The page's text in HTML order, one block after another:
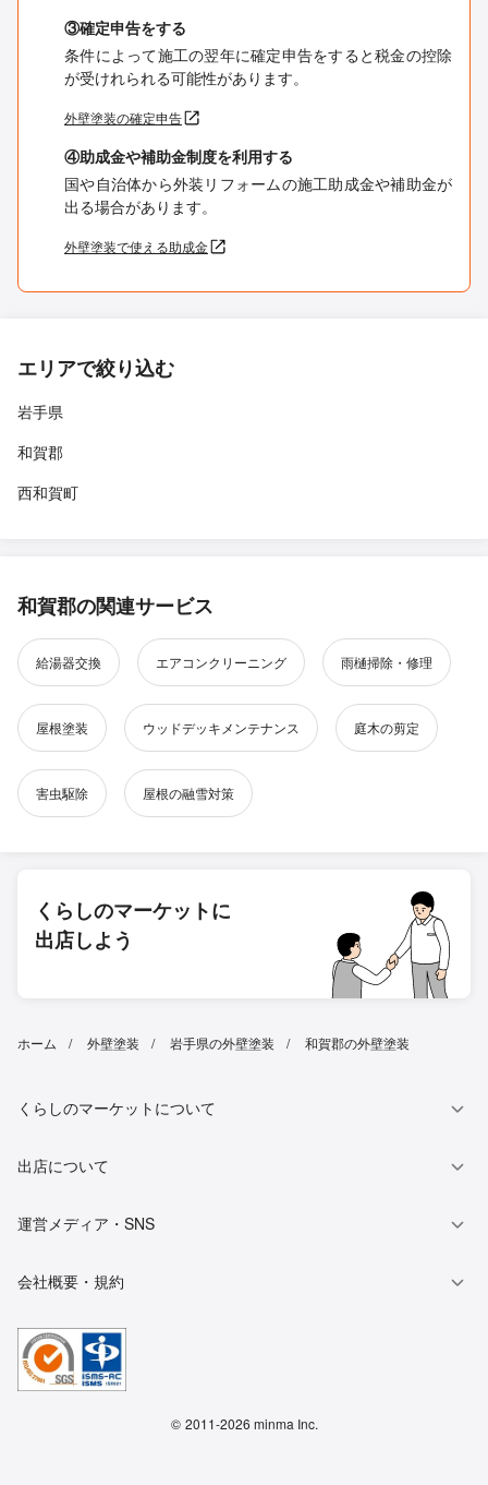
③確定申告をする
条件によって施工の翌年に確定申告をすると税金の控除
が受けれられる可能性があります。
外壁塗装の確定申告
④助成金や補助金制度を利用する
国や自治体から外装リフォームの施工助成金や補助金が
出る場合があります。
外壁塗装で使える助成金
エリアで絞り込む
岩手県
和賀郡
西和賀町
和賀郡の関連サービス
給湯器交換 エアコンクリーニング 雨樋掃除・修理
屋根塗装 ウッドデッキメンテナンス 庭木の剪定
害虫駆除 屋根の融雪対策
くらしのマーケットに
出店しよう
ホーム 外壁塗装 岩手県の外壁塗装 和賀郡の外壁塗装
くらしのマーケットについて
出店について
運営メディア・SNS
会社概要・規約
© 2011-2026 minma Inc.